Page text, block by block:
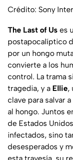
Crédito: Sony
The Last of Us es
postapocalíptico
por un hongo
convierte a los
control. La trama
tragedia, y a Ellie,
clave para salvar
al hongo. Juntos
de Estados
infectados, sino
desesperados y